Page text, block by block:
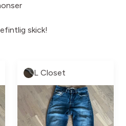
skick!
L Closet